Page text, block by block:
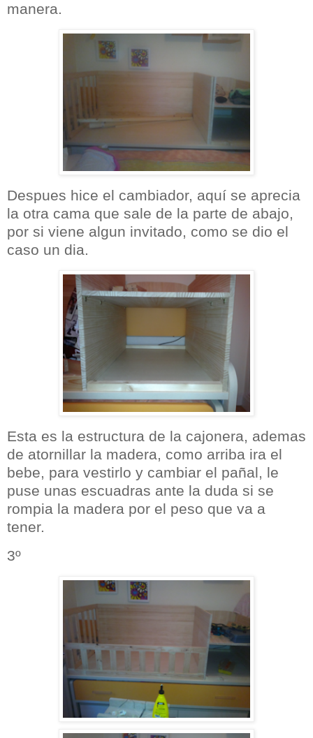
manera.
Despues hice el cambiador, aquí se aprecia
la otra cama que sale de la parte de abajo,
por si viene algun invitado, como se dio el
caso un dia.
Esta es la estructura de la cajonera, ademas
de atornillar la madera, como arriba ira el
bebe, para vestirlo y cambiar el pañal, le
puse unas escuadras ante la duda si se
rompia la madera por el peso que va a
tener.
3º